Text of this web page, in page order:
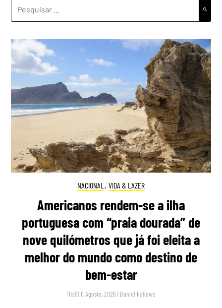
NACIONAL , VIDA & LAZER
Americanos rendem-se a ilha
portuguesa com “praia dourada” de
nove quilómetros que já foi eleita a
melhor do mundo como destino de
bem-estar
10:00 6 Agosto, 2026 | Daniel Fallows